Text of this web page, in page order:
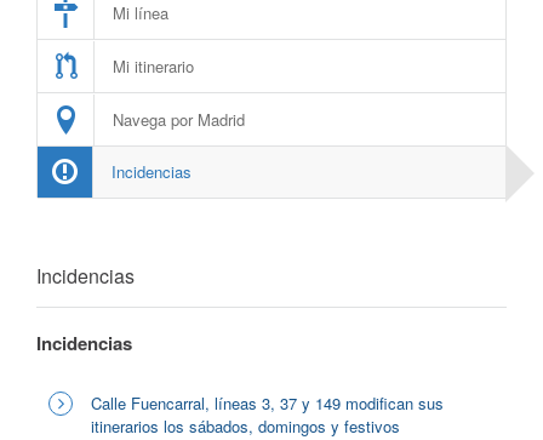
Mi línea
Mi itinerario
Navega por Madrid
Incidencias
Incidencias
Incidencias
Calle Fuencarral, líneas 3, 37 y 149 modifican sus
itinerarios los sábados, domingos y festivos